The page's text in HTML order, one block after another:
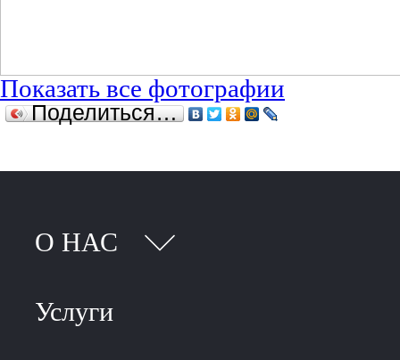
Показать все фотографии
Поделиться…
О НАС
Услуги